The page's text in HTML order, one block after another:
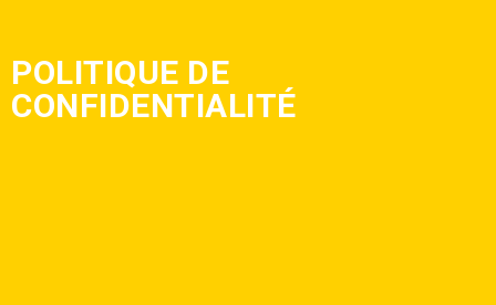
POLITIQUE DE
CONFIDENTIALITÉ